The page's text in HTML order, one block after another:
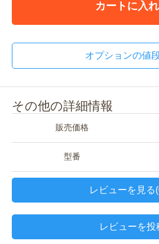
カートに入
オプションの値
その他の詳細情報
販売価格
型番
レビューを見る
レビューを投